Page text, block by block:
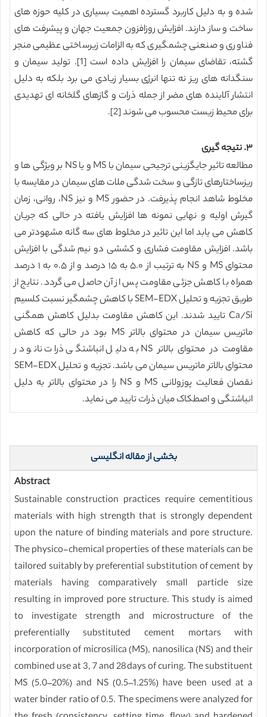
شده و به دلیل کاربرد گسترده اهمیت بسیاری در کلیه حوزه های
ساخت و ساز دارند. افزایش روزافزون جمعیت جهان و پیشرفت های
فناوری و صنعنی چشمگیری که به الزامات زیرساختی عظیمی منجر
گشته، تقاضای سیمان را افزایش داده است [1]. تولید سیمان و
سنگدانه های ریز نه تنها انرژی بسیار زیادی می برد بلکه به دلیل
انتشار آلاینده های مضر از جمله ذرات و گازهای گلخانه ای تهدیدی
برای محیط زیست محسوب می شوند [2].
۳. نتیجه گیری
مطالعه تاثیر جایگزینی ترجیحی سیمان با MS و یا NS بر ویژگی ها و
ریزساختارهای تازگی و سخت شدگی ملات های سیمان در مقایسه با
مخلوط شاهد انجام پذیرفت. در حضور MS و نیز NS، روانی، زمان
گیرش اولیه و نهایی نمونه ها افزایش یافته در حالی که جریان
کاهش می یابد اما این تاثیر در مخلوط های سه گانه مشهودتر می
باشد. افزایش مقاومت فشاری و کششی دو نیم شدگی با افزایش
محتوای MS و NS به ترتیب از ۵.۰ به ۱۵ درصد و از ۰.۵ به ۱ درصد
همراه با کاهش جزئی مقاومت پس از آن حاصل می گردد. نتایج از
طریق تجزیه و تحلیل SEM-EDX با کاهش چشمگیر نسبت کلسیم
Ca/Si تایید شدند. این کاهش مقاومت بدلیل کاهش همگنی
ماتریس سیمان در محتوای بالاتر MS بود در حالی که کاهش
مقاومت در محتوای بالاتر NS به دلیل انباشتگی ذرات نانو در
محتوای بالاتر ماتریس سیمان می باشد. تجزیه و تحلیل SEM-EDX
نقصان فعالیت پوزولانی MS و NS را در محتوای بالاتر به دلیل
انباشتگی و اصطکاک میان ذرات تایید می نماید.
بخشی از مقاله انگلیسی
Abstract
Sustainable construction practices require cementitious
materials with high strength that is strongly dependent
upon the nature of binding materials and pore structure.
The physico-chemical properties of these materials can be
tailored suitably by preferential substitution of cement by
materials having comparatively small particle size
resulting in improved pore structure. This study is aimed
to investigate strength and microstructure of the
preferentially substituted cement mortars with
incorporation of microsilica (MS), nanosilica (NS) and their
combined use at 3, 7 and 28 days of curing. The substituent
MS (5.0–20%) and NS (0.5–1.25%) have been used at a
water binder ratio of 0.5. The specimens were analyzed for